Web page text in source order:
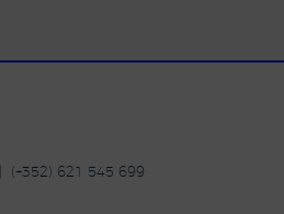
(+352) 621 545 699